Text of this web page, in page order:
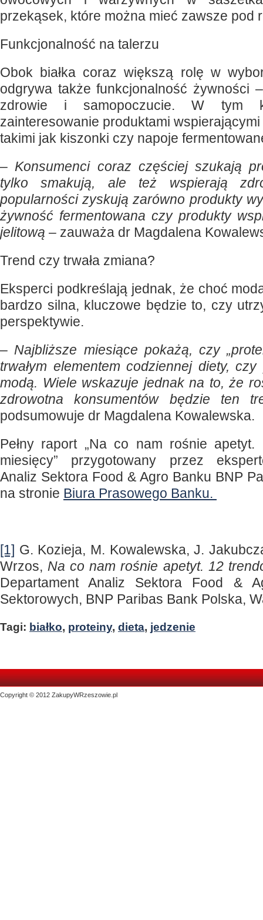
przekąsek, które można mieć zawsze pod
Funkcjonalność na talerzu
Obok białka coraz większą rolę w
odgrywa także funkcjonalność żywności
zdrowie i samopoczucie. W tym
zainteresowanie produktami
takimi jak kiszonki czy napoje
–Konsumenci coraz częściej szukają
tylko smakują, ale też wspierają
popularności zyskują zarówno produkty
żywność fermentowana czy produkty
jelitową – zauważa dr Magdalena
Trend czy trwała zmiana?
Eksperci podkreślają jednak, że choć
bardzo silna, kluczowe będzie to, czy
perspektywie.
–Najbliższe miesiące pokażą, czy
trwałym elementem codziennej diety,
modą. Wiele wskazuje jednak na to, że
zdrowotna konsumentów będzie ten
podsumowuje dr Magdalena Kowalewska.
Pełny raport „Na co nam rośnie
miesięcy” przygotowany przez
Analiz Sektora Food & Agro Banku BNP
na stronie Biura Prasowego Banku.
[1] G. Kozieja, M. Kowalewska, J.
Wrzos,Na co nam rośnie apetyt. 12
Departament Analiz Sektora Food &
Sektorowych, BNP Paribas Bank Polska,
Tagi: białko, proteiny, dieta, jedzenie
Copyright © 2012 ZakupyWRzeszowie.pl